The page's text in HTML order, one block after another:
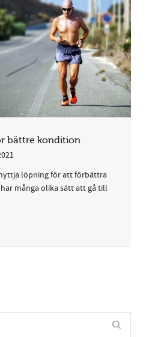
bättre kondition
löpning för att förbättra
många olika sätt att gå till